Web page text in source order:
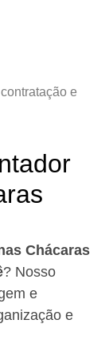
e
Chácaras
? Nosso
e
e